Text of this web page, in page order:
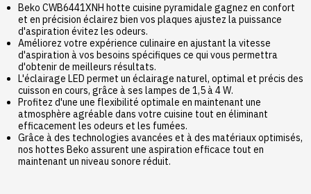
Beko CWB6441XNH hotte cuisine pyramidale gagnez en confort
et en précision éclairez bien vos plaques ajustez la puissance
d'aspiration évitez les odeurs.
Améliorez votre expérience culinaire en ajustant la vitesse
d'aspiration à vos besoins spécifiques ce qui vous permettra
d'obtenir de meilleurs résultats.
L'éclairage LED permet un éclairage naturel, optimal et précis des
cuisson en cours, grâce à ses lampes de 1,5 à 4 W.
Profitez d'une une flexibilité optimale en maintenant une
atmosphère agréable dans votre cuisine tout en éliminant
efficacement les odeurs et les fumées.
Grâce à des technologies avancées et à des matériaux optimisés,
nos hottes Beko assurent une aspiration efficace tout en
maintenant un niveau sonore réduit.